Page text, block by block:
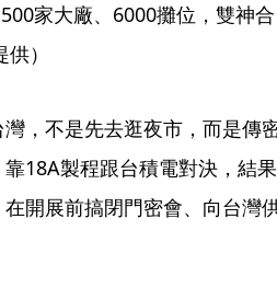
家大廠、6000攤位，雙神合
）
，不是先去逛夜市，而是傳
18A製程跟台積電對決，結
開展前搞閉門密會、向台灣